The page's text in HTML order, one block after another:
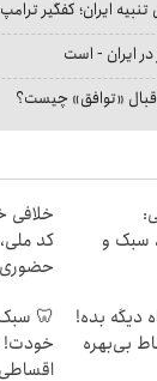
ایران؛ کفگیر
در ایران - است
قبال «توافق» چیست؟
سبک و
خلافی
کد
حضوری
بخر پولشو 4 ماه دیگه بده!
بی‌بهره
🦷
خودت!